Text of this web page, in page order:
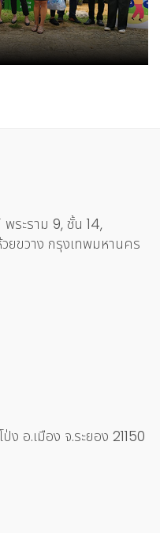
ระราม 9, ชั้น 14,
ยขวาง กรุงเทพมหานคร
ง อ.เมือง จ.ระยอง 21150